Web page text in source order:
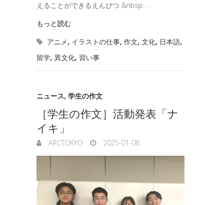
えることができるえんぴつ &nbsp…
もっと読む
アニメ, イラストの仕事, 作文, 文化, 日本語,
留学, 異文化, 習い事
ニュース, 学生の作文
［学生の作文］活動発表「ナ
イキ」
ARCTOKYO 2025-01-08